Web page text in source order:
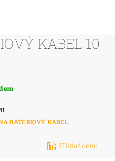
KABEL 10
BATERIOVÝ KABEL
Hlídat cenu